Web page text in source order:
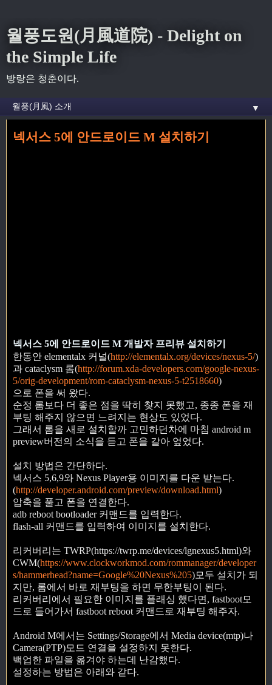
월풍도원(月風道院) - Delight on
the Simple Life
방랑은 청춘이다.
▼
홈» android m 꼬리가 달린 글
넥서스 5에 안드로이드 M 설치하기
넥서스 5에 안드로이드 M 개발자 프리뷰 설치하기
한동안 elementalx 커널(http://elementalx.org/devices/nexus-5/)
과 cataclysm 롬(http://forum.xda-developers.com/google-nexus-
5/orig-development/rom-cataclysm-nexus-5-t2518660)
으로 폰을 써 왔다.
순정 롬보다 더 좋은 점을 딱히 찾지 못했고, 종종 폰을 재
부팅 해주지 않으면 느려지는 현상도 있었다.
그래서 롬을 새로 설치할까 고민하던차에 마침 android m
preview버전의 소식을 듣고 폰을 갈아 엎었다.
설치 방법은 간단하다.
넥서스 5,6,9와 Nexus Player용 이미지를 다운 받는다.
(http://developer.android.com/preview/download.html)
압축을 풀고 폰을 연결한다.
adb reboot bootloader 커맨드를 입력한다.
flash-all 커맨드를 입력하여 이미지를 설치한다.
리커버리는 TWRP(https://twrp.me/devices/lgnexus5.html)와
CWM(https://www.clockworkmod.com/rommanager/developer
s/hammerhead?name=Google%20Nexus%205)모두 설치가 되
지만, 롬에서 바로 재부팅을 하면 무한부팅이 된다.
리커버리에서 필요한 이미지를 플래싱 했다면, fastboot모
드로 들어가서 fastboot reboot 커맨드로 재부팅 해주자.
Android M에서는 Settings/Storage에서 Media device(mtp)나
Camera(PTP)모드 연결을 설정하지 못한다.
백업한 파일을 옮겨야 하는데 난감했다.
설정하는 방법은 아래와 같다.